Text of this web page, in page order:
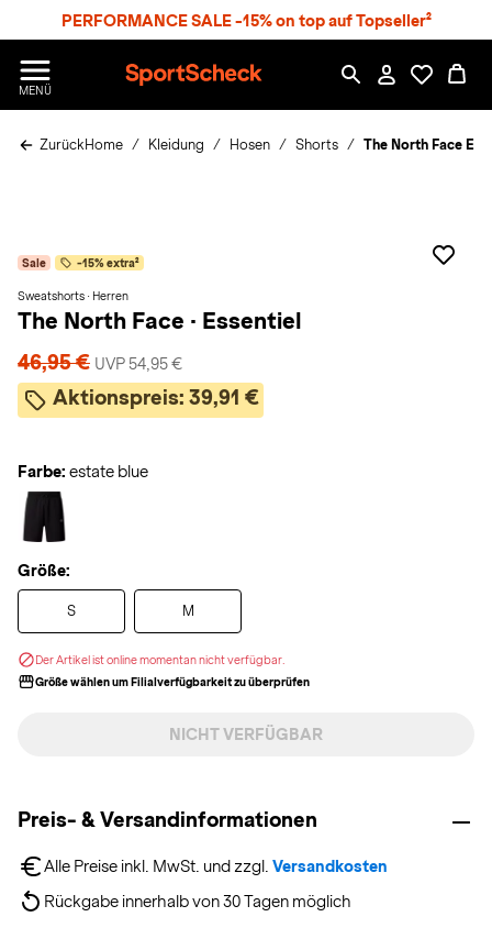
PERFORMANCE SALE -15% on top auf Topseller²
MENÜ
p
r
c
ZurückHome Kleidung Hosen Shorts The North Face
Sale -15% extra²
Sweatshorts · Herren
The North Face · Essentiel
46,95 € UVP 54,95 €
Aktionspreis: 39,91 €
Farbe: estate blue
Größe:
S M
Der Artikel ist online momentan nicht verfügbar.
Größe wählen um Filialverfügbarkeit zu überprüfen
NICHT VERFÜGBAR
Preis- & Versandinformationen
Alle Preise inkl. MwSt. und zzgl. Versandkosten
Rückgabe innerhalb von 30 Tagen möglich